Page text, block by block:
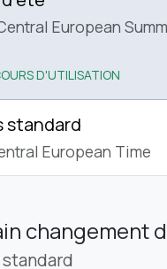
European
D'UTILISATION
standard
European Time
changement
standard